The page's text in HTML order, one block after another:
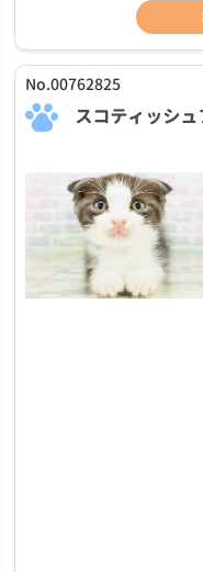
No.00762825
スコティッシ